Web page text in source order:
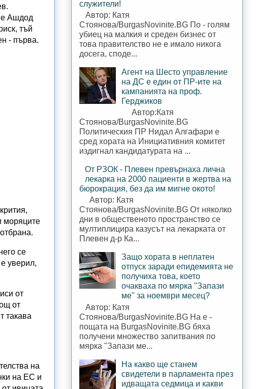
Ашдод
тъй
- първа.
моряците
се
уверил,
от
от
такава
на
на ЕС и
служители!
Автор: Катя
Стоянова/BurgasNovinite.BG По - голям
убиец на малкия и среден бизнес от
това правителство не е имало никога
досега, споде...
Агент на Шесто управление
на ДС е един от ПР-ите на
кампанията на проф.
Герджиков
Автор:Катя
Стоянова/BurgasNovinite.BG
Политическия ПР Нидал Алгафари е
сред хората на Инициативния комитет
издигнал кандидатурата на ...
От РЗОК - Плевен превърнаха лична
лекарка на 2000 пациенти в жертва на
бюрокрация, без да им мигне окото!
Автор: Катя
Стоянова/BurgasNovinite.BG От няколко
дни в общественото пространство се
мултиплицира казусът на лекарката от
Плевен д-р Ка...
Защо хората в неплатен
отпуск заради епидемията не
получиха това, което
очакваха по мярка "Запази
ме" за ноември месец?
Автор: Катя
Стоянова/BurgasNovinite.BG На е -
пощата на BurgasNovinite.BG бяха
получени множество запитвания по
мярка "Запази ме...
На какво ще станем
свидетели в парламента през
идващата седмица и какви